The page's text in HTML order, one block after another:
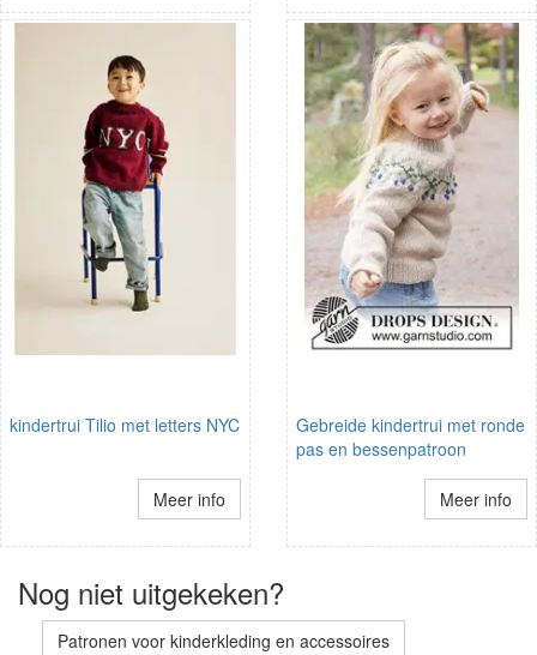
kindertrui Tilio met letters NYC
Meer info
Gebreide kindertrui met ronde
pas en bessenpatroon
Meer info
Nog niet uitgekeken?
Patronen voor kinderkleding en accessoires